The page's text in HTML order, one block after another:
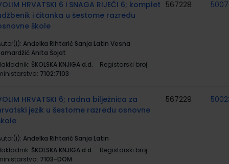
HRVATSKI 6 i SNAGA RIJEČI 6; komplet
i čitanka u šestome razredu
škole
Anđelka Rihtarić Sanja Latin Vesna
Anita Šojat
ŠKOLSKA KNJIGA d.d.
Registarski broj
7102;7103
567228
HRVATSKI 6; radna bilježnica za
jezik u šestome razredu osnovne
Anđelka Rihtarić Sanja Latin
ŠKOLSKA KNJIGA d.d.
Registarski broj
7103-DOM
567229